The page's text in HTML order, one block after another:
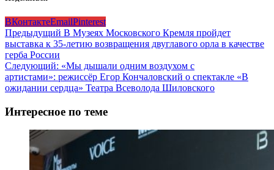
ВКонтактеEmailPinterest
Навигация
записи
Предыдущий В Музеях Московского Кремля пройдет
выставка к 35-летию возвращения двуглавого орла в качестве
герба России
Следующий: «Мы дышали одним воздухом с
артистами»: режиссёр Егор Кончаловский о спектакле «В
ожидании сердца» Театра Всеволода Шиловского
Интересное по теме